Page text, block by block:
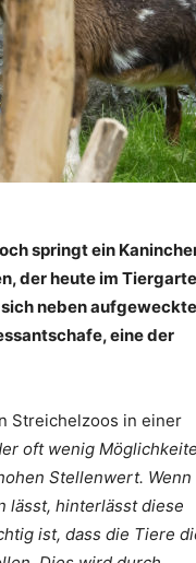
springt ein
der heute im
neben
eine der
Streichelzoos in einer
oft wenig
Stellenwert. Wenn
lässt, hinterlässt diese
ist, dass die Tiere